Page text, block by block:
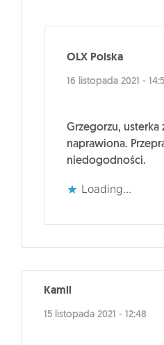
OLX Polska
16 listopada 2021 -
Grzegorzu, usterka
naprawiona.
niedogodności.
Loading...
Kamil
15 listopada 2021 - 12:48